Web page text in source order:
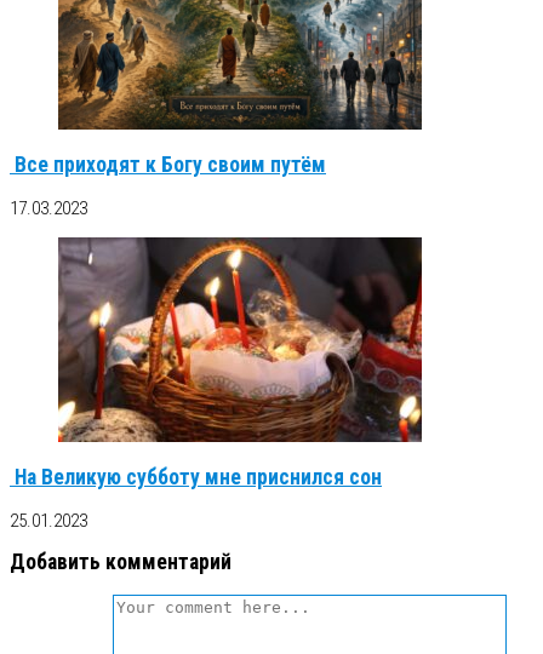
Все приходят к Богу своим путём
17.03.2023
На Великую субботу мне приснился сон
25.01.2023
Добавить комментарий